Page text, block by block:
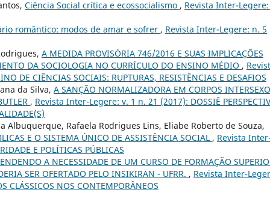
Ciência Social crítica e ecossocialismo , Revista Inter-
romântico: modos de amar e sofrer , Revista Inter-Legere: n. 5
A MEDIDA PROVISÓRIA 746/2016 E SUAS IMPLICAÇÕES
DA SOCIOLOGIA NO CURRÍCULO DO ENSINO MÉDIO ,
DE CIÊNCIAS SOCIAIS: RUPTURAS, RESISTÊNCIAS E DESAFIOS
da Silva, A SANÇÃO NORMALIZADORA EM CORPOS
, Revista Inter-Legere: v. 1 n. 21 (2017): DOSSIÊ
Albuquerque, Rafaela Rodrigues Lins, Eliabe Roberto de Souza,
E O SISTEMA ÚNICO DE ASSISTÊNCIA SOCIAL , Revista Inter-
E POLÍTICAS PÚBLICAS
A NECESSIDADE DE UM CURSO DE FORMAÇÃO
SER OFERTADO PELO INSIKIRAN - UFRR. , Revista Inter-
CLÁSSICOS NOS CONTEMPORÂNEOS